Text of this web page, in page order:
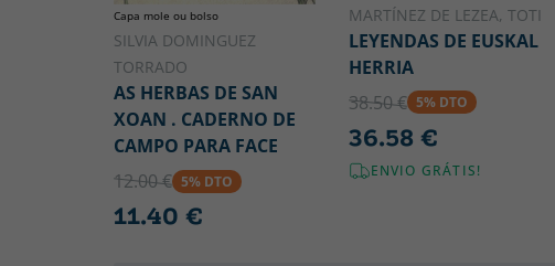
Capa mole ou bolso
SILVIA DOMINGUEZ
TORRADO
AS HERBAS DE SAN
XOAN . CADERNO DE
CAMPO PARA FACE
12.00 € 5% DTO
11.40 €
MARTÍNEZ DE LEZEA, TOTI
LEYENDAS DE EUSKAL
HERRIA
38.50 € 5% DTO
36.58 €
ENVIO GRÁTIS!